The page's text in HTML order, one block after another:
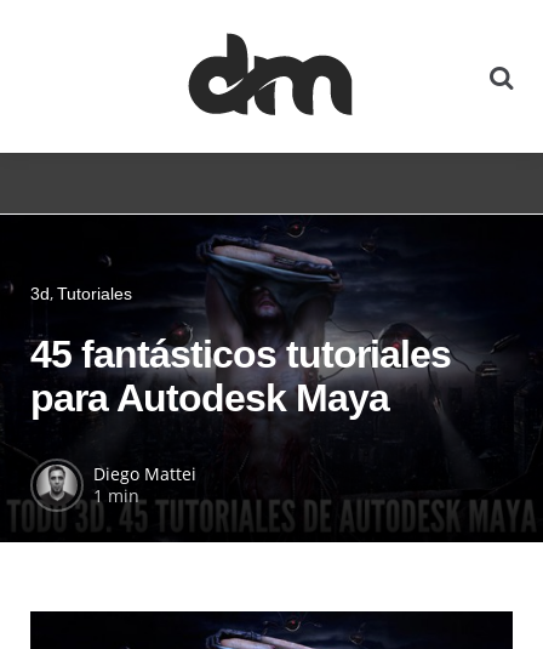
3d Tutoriales
45 fantásticos tutoriales
para Autodesk Maya
Diego Mattei
1 min